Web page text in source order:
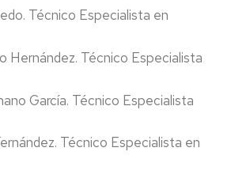
Técnico Especialista en
Hernández. Técnico Especialista
García. Técnico Especialista
Técnico Especialista en